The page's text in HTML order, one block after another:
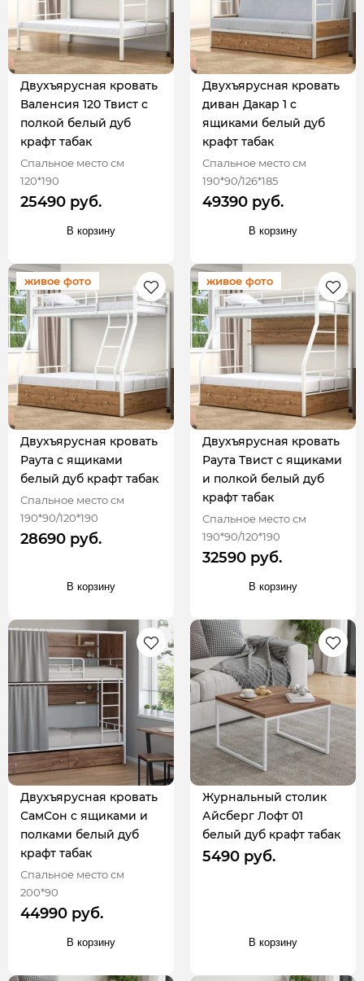
Двухъярусная кровать
Валенсия 120 Твист с
полкой белый дуб
крафт табак
Спальное место см
120*190
25490 руб.
В корзину
Двухъярусная кровать
диван Дакар 1 с
ящиками белый дуб
крафт табак
Спальное место см
190*90/126*185
49390 руб.
В корзину
живое фото
Двухъярусная кровать
Раута с ящиками
белый дуб крафт табак
Спальное место см
190*90/120*190
28690 руб.
В корзину
живое фото
Двухъярусная кровать
Раута Твист с ящиками
и полкой белый дуб
крафт табак
Спальное место см
190*90/120*190
32590 руб.
В корзину
Двухъярусная кровать
СамСон с ящиками и
полками белый дуб
крафт табак
Спальное место см
200*90
44990 руб.
В корзину
Журнальный столик
Айсберг Лофт 01
белый дуб крафт табак
5490 руб.
В корзину